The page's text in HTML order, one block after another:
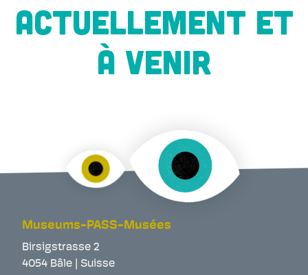
ACTUELLEMENT ET
À VENIR
Museums-PASS-Musées
Birsigstrasse 2
4054 Bâle | Suisse